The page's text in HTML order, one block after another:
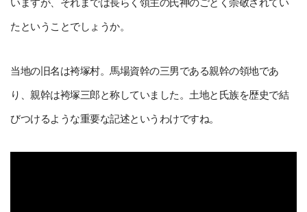
いますが、それまでは長らく領主の氏神のごとく崇敬されてい
たということでしょうか。
当地の旧名は袴塚村。馬場資幹の三男である親幹の領地であ
り、親幹は袴塚三郎と称していました。土地と氏族を歴史で結
びつけるような重要な記述というわけですね。